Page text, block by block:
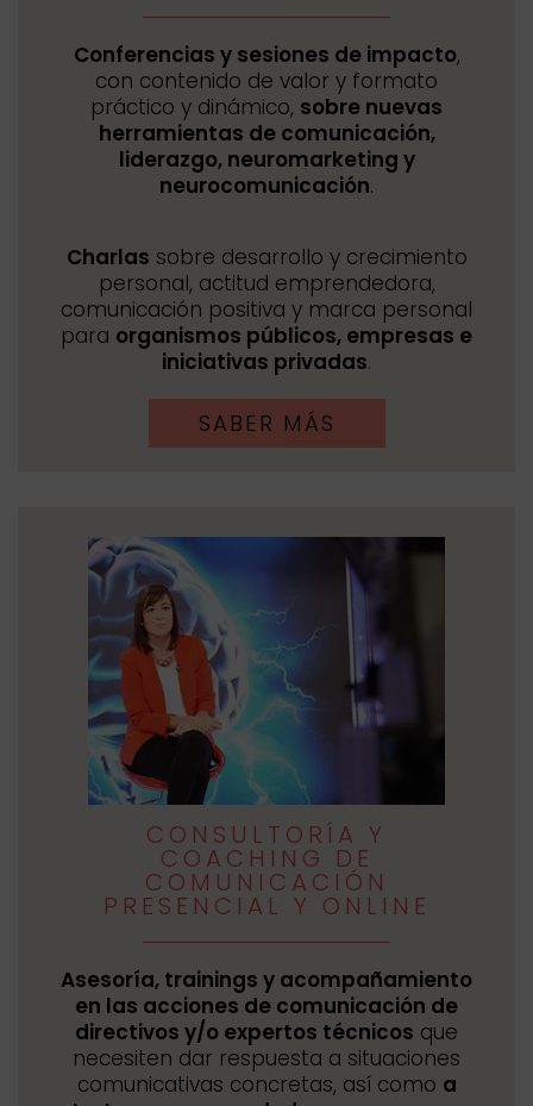
Conferencias y sesiones de impacto,
con contenido de valor y formato
práctico y dinámico, sobre nuevas
herramientas de comunicación,
liderazgo, neuromarketing y
neurocomunicación.
Charlas sobre desarrollo y crecimiento
personal, actitud emprendedora,
comunicación positiva y marca personal
para organismos públicos, empresas e
iniciativas privadas.
SABER MÁS
CONSULTORÍA Y
COACHING DE
COMUNICACIÓN
PRESENCIAL Y ONLINE
Asesoría, trainings y acompañamiento
en las acciones de comunicación de
directivos y/o expertos técnicos que
necesiten dar respuesta a situaciones
comunicativas concretas, así como a